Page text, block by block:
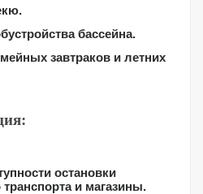
бассейна.
завтраков и летних
остановки
и магазины.